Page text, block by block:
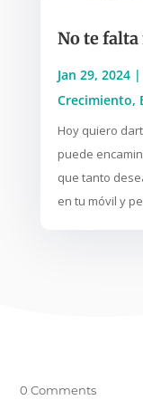
No te falta
Jan 29, 2024|
Crecimiento,
Hoy quiero
puede
que tanto
en tu móvil y
0 Comments